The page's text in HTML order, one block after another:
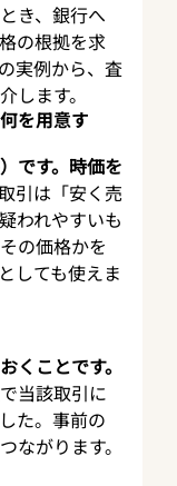
き、銀行へ
の根拠を求
実例から、査
します。
を用意す
です。時価を
引は「安く売
われやすいも
の価格かを
しても使えま
くことです。
当該取引に
た。事前の
ながります。